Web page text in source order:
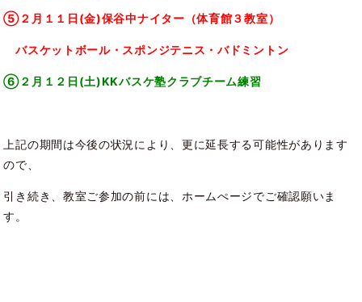
⑤２月１１日(金)保谷中ナイター（体育館３教室）
バスケットボール・スポンジテニス・バドミントン
⑥２月１２日(土)KKバスケ塾クラブチーム練習
上記の期間は今後の状況により、更に延長する可能性があります
ので、
引き続き、教室ご参加の前には、ホームぺージでご確認願いま
す。